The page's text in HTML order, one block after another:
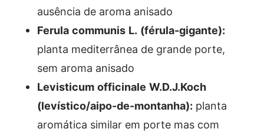
ausência de aroma anisado
Ferula communis L. (férula-gigante):
planta mediterrânea de grande porte,
sem aroma anisado
Levisticum officinale W.D.J.Koch
(levístico/aipo-de-montanha): planta
aromática similar em porte mas com